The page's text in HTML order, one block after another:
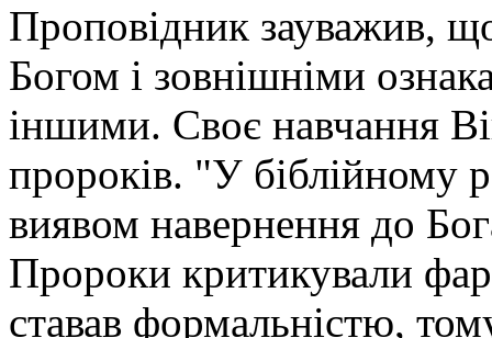
Проповідник зауважив,
Богом і зовнішніми
іншими. Своє навчання
пророків. "У біблійному
виявом навернення до
Пророки критикували
ставав формальністю,